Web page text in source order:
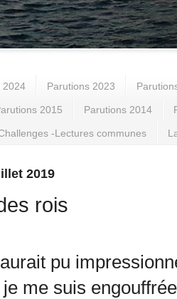
2024 Parutions 2023
2015 Parutions 2014
-Lectures communes
2019
rois
pu
me suis